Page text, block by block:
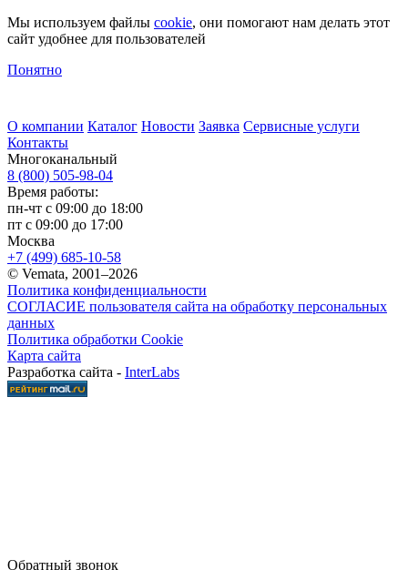
Мы используем файлы cookie, они помогают нам делать этот
сайт удобнее для пользователей
Понятно
О компании Каталог Новости Заявка Сервисные услуги
Контакты
Многоканальный
8 (800) 505-98-04
Время работы:
пн-чт с 09:00 до 18:00
пт с 09:00 до 17:00
Москва
+7 (499) 685-10-58
© Vemata, 2001–2026
Политика конфиденциальности
СОГЛАСИЕ пользователя сайта на обработку персональных
данных
Политика обработки Cookie
Карта сайта
Разработка сайта - InterLabs
Обратный звонок